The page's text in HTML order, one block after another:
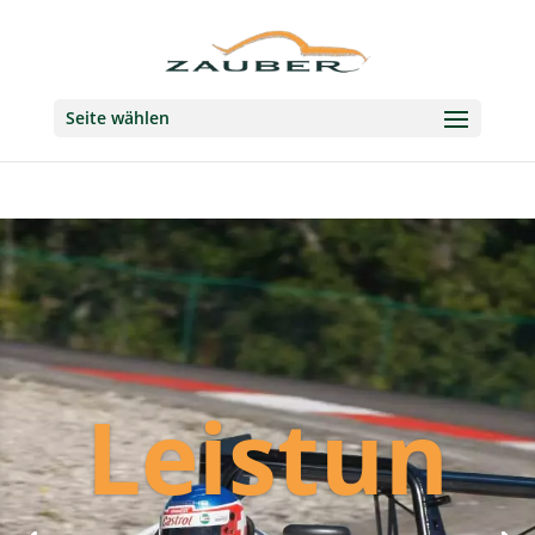
Seite wählen
Leistun